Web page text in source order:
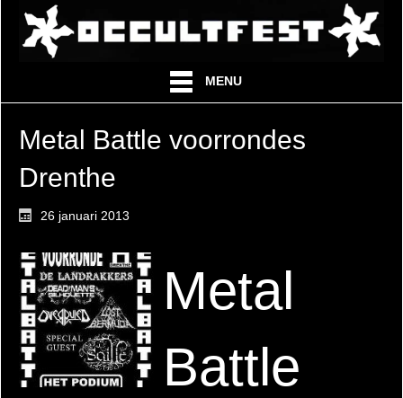
MENU
Metal Battle voorrondes
Drenthe
26 januari 2013
Metal
Battle